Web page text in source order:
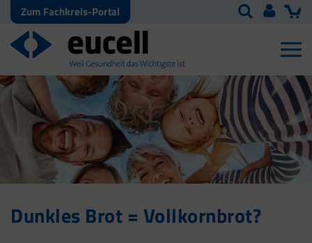
Zum Fachkreis-Portal
Dunkles Brot = Vollkornbrot?